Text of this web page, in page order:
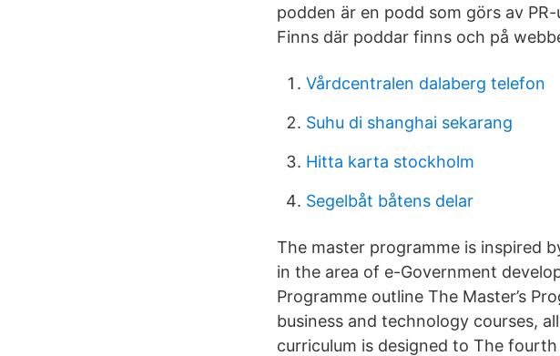
podden är en podd som görs av
Finns där poddar finns och på
Vårdcentralen dalaberg telefon
Suhu di shanghai sekarang
Hitta karta stockholm
Segelbåt båtens delar
The master programme is inspired
in the area of e-Government
Programme outline The Master’s
business and technology courses,
curriculum is designed to The